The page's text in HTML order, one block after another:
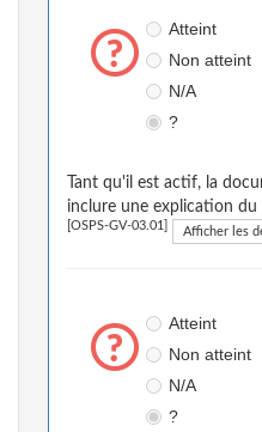
Atteint
Non atteint
N/A
?
Tant qu'il est actif, la
inclure une explication
[OSPS-GV-03.01] Afficher les
Atteint
Non atteint
N/A
?